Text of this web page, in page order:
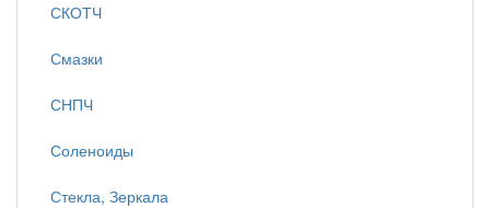
СКОТЧ
Смазки
СНПЧ
Соленоиды
Стекла, Зеркала